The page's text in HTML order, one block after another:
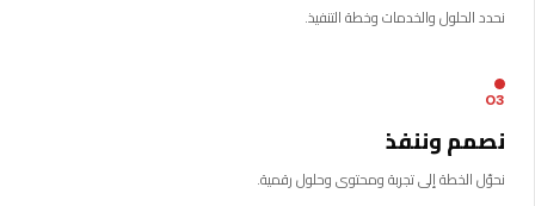
نحدد الحلول والخدمات وخطة التنفيذ.
03
نصمم وننفذ
نحوّل الخطة إلى تجربة ومحتوى وحلول رقمية.